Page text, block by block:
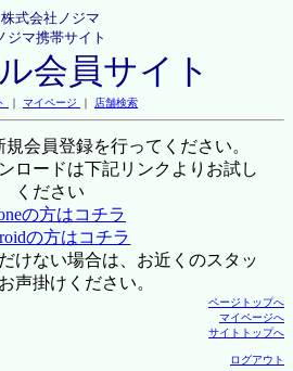
株式会社ノジマ
ジマ携帯サイト
会員サイト
｜ マイページ ｜ 店舗検索
会員登録を行ってください。
ロードは下記リンクよりお試し
ください
の方はコチラ
の方はコチラ
けない場合は、お近くのスタッ
声掛けください。
ページトップへ
マイページへ
サイトトップへ
ログアウト